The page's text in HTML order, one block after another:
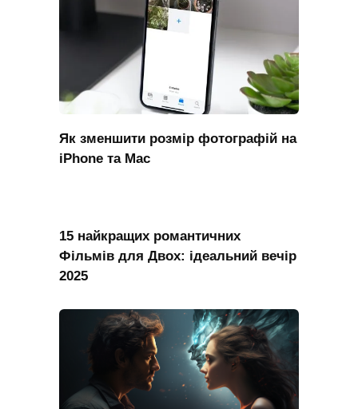
Як зменшити розмір фотографій на
iPhone та Mac
15 найкращих романтичних
Фільмів для Двох: ідеальний вечір
2025